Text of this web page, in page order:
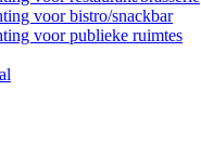
voor bistro/snackbar
voor publieke ruimtes